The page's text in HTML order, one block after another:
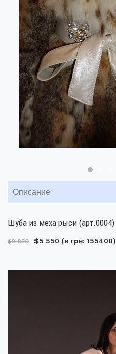
Описание
Шуба из меха рыси (арт.0004)
$9 850 $5 550 (в грн: 155400)